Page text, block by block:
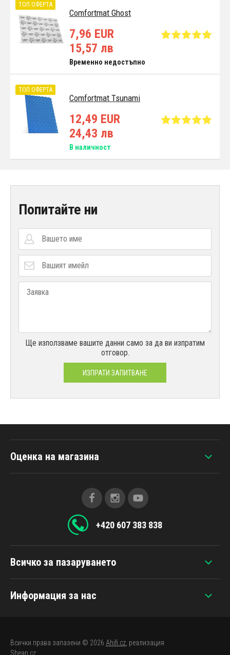
Comfortmat Ghost
ТОП ОФЕРТА
7,96 EUR
15,57 лв
Временно недостъпно
Comfortmat Tsunami
ТОП ОФЕРТА
12,49 EUR
24,43 лв
В наличност
Попитайте ни
Ще използваме вашите данни само за да ви изпратим
отговор.
ИЗПРАТИ ЗАПИТВАНЕ
Всичко за пазаруването
Информация за нас
Оценка на магазина
+420 607 383 838
Всички права запазени © 2026 Ahifi.cz, реализация
Shean.cz